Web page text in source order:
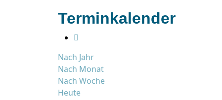
Terminkalender
Nach Jahr
Nach Monat
Nach Woche
Heute